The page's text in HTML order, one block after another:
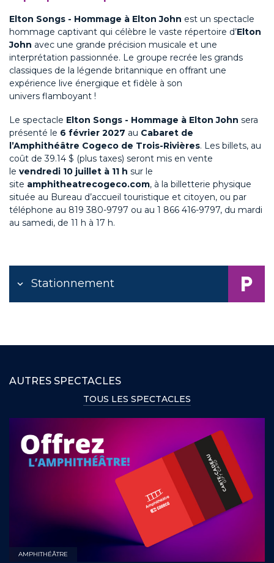
Elton Songs - Hommage à Elton John est un spectacle
hommage captivant qui célèbre le vaste répertoire d’Elton
John avec une grande précision musicale et une
interprétation passionnée. Le groupe recrée les grands
classiques de la légende britannique en offrant une
expérience live énergique et fidèle à son
univers flamboyant !
Le spectacle Elton Songs - Hommage à Elton John sera
présenté le 6 février 2027 au Cabaret de
l’Amphithéâtre Cogeco de Trois-Rivières. Les billets, au
coût de 39.14 $ (plus taxes) seront mis en vente
le vendredi 10 juillet à 11 h sur le
site amphitheatrecogeco.com, à la billetterie physique
située au Bureau d’accueil touristique et citoyen, ou par
téléphone au 819 380-9797 ou au 1 866 416-9797, du mardi
au samedi, de 11 h à 17 h.
Stationnement
AUTRES SPECTACLES
TOUS LES SPECTACLES
AMPHITHÉÂTRE